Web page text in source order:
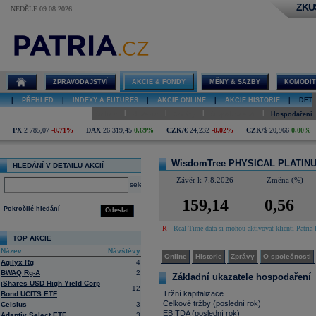
NEDĚLE 09.08.2026
WisdomTree
PHYSICAL
online
ZPRAVODAJSTVÍ AKCIE & FONDY MĚNY & SAZBY
PŘEHLED INDEXY A FUTURES AKCIE ONLINE AKCIE HISTORIE
Hospodaření
PX 2 785,07 -0,71% DAX 26 319,45 0,69% CZK/€ 24,232 -0,02% CZK/$ 20,966 0,00%
HLEDÁNÍ V DETAILU AKCIÍ
select
Odeslat
Pokročilé hledání
TOP AKCIE
Název
Návštěvy
Agilyx Rg
4
BWAQ Rg-A
2
iShares USD High Yield Corp
Bond UCITS ETF
12
Celsius
3
WisdomTree PHYSICAL
Závěr k 7.8.2026 Změna (%)
159,14 0,56
R - Real-Time data si mohou aktivovat klienti
Online Historie Zprávy O společnosti
Základní ukazatele hospodaření
Tržní kapitalizace
Celkové tržby (poslední rok)
EBITDA (poslední rok)